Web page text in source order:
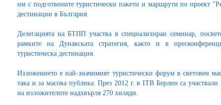
им с подготвените туристически пакети и маршрути по проект
дестинации в България.
Делегацията на БТПП участва в специализиран семинар,
рамките на Дунавската стратегия, както и в
туристическа дестинация.
Изложението е най-значимият туристически форум в световен
така и за масова публика. През 2012 г. в ITB Берлин са
на изложителите надхвърля 270 хиляди.